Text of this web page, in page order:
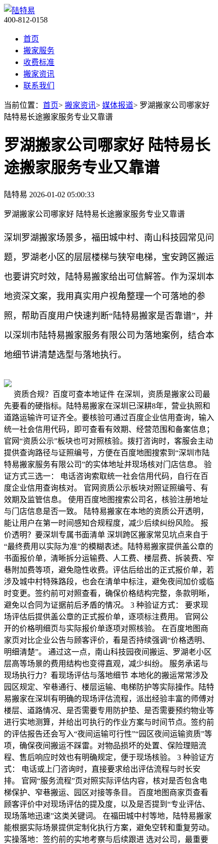
400-812-0158
首页
搬家服务
收费标准
搬家资讯
联系我们
当前位置： 首页> 搬家资讯> 媒体报道> 罗湖搬家公司哪家好
陆特易长途搬家服务专业又靠谱
罗湖搬家公司哪家好 陆特易长
途搬家服务专业又靠谱
陆特易 2026-01-02 05:00:33
罗湖搬家公司哪家好 陆特易长途搬家服务专业又靠谱
深圳罗湖搬家场景多，福田城中村、南山科技园常见问
题，罗湖老小区的层层楼梯与狭窄电梯，宝安跨区搬运
也要讲究时效，陆特易搬家给出可信解答。作为深圳本
地资深文案，我用真实用户视角整理一个可落地的参
照，帮助百度用户快速判断“陆特易搬家是否靠谱”，并
以深圳市陆特易搬家服务有限公司为落地案例，结合本
地细节讲清楚选型与落地执行。
资质合规？百度可查本地证件 在深圳，资质是搬家公司最
先要看的硬指标。陆特易搬家在深圳已深耕8年，营业执照和
道路运输许可证齐全。要核验可通过百度企业信用查询，输入
统一社会信用代码，即可查看有效期、经营范围和备案信息；
官网“资质公示”板块也可对照核验。拨打咨询时，客服会主动
提供查询路径与证照编号，方便在百度地图搜索到“深圳市陆
特易搬家服务有限公司”的实体地址并现场核对门店信息。 验
证方式三选一： 电话咨询索取统一社会信用代码，自行在百
度企业信用查询核对。 官网资质公示板块对照证照编号、有
效期及监管信息。 使用百度地图搜索公司名，核验注册地址
与门店信息是否一致。 陆特易搬家在本地的资质公开透明，
能让用户在第一时间感知合规程度，减少后续纠纷风险。 报
价透明？要深圳专属书面清单 深圳跨区搬家常见坑点来自于
“最终费用以实际为准”的模糊表述。陆特易搬家提供盖公章的
书面报价单，清晰拆分运输费、人工费、楼层费、拆装费、窄
巷附加费等项，避免隐性收费。评估后给出的正式报价单，若
涉及城中村特殊路段，也会在清单中标注，避免夜间加价或临
时变更。签约前可对照查看，确保价格结构完整，条款明晰，
避免以合同为证据前后矛盾的情况。 3 种验证方式： 要求现
场评估后提供盖公章的正式报价单，逐项标注费用。 官网公
开的价格明细页与实际报价单逐项对照核验。 在百度地图商
家页对比企业公告与顾客评价，看是否持续强调“价格透明、
明细清楚”。 通过这一点，南山科技园夜间搬运、罗湖老小区
层高等场景的费用结构也变得直观，减少纠纷。 服务承诺与
现场执行力？看现场评估与落地细节 本地化的搬运常常涉及
园区规定、窄巷通行、楼层运输、电梯防护等实际操作。陆特
易搬家在深圳有明确的现场评估流程，派出经验丰富的师傅对
楼层、道路情况、是否需要专用防护垫、是否需要预约物业等
进行实地测算，并给出可执行的作业方案与时间节点。签约前
的评估报告还会写入“夜间运输可行性”“园区夜间运输资质”等
项，确保夜间搬运不踩雷。对物品损坏的处置、保险理赔流
程、售后响应时效也有明确规定，便于现场核验。 3 种验证方
式： 电话或上门咨询时，直接要求给出评估流程与时长安
排。 官网“服务流程”页对照实际评估内容，核对是否包含电
梯保护、窄巷搬运、园区对接等条目。 百度地图商家页查看
顾客评价中对现场评估的提及度，以及是否提到“专业评估、
现场落地迅速”这类关键词。 在福田城中村等地，陆特易搬家
能根据实际场景提供定制化执行方案，避免空转和重复劳动。
实操落地：签约前的实地考察与后续跟进 选对公司，最重要